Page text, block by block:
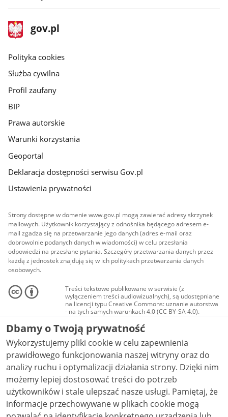
stopka
gov.pl
Strona
gov.pl
gov.pl
Polityka cookies
Służba cywilna
Profil zaufany
BIP
Prawa autorskie
Warunki korzystania
Geoportal
Deklaracja dostępności serwisu Gov.pl
Ustawienia prywatności
Strony dostępne w domenie www.gov.pl mogą zawierać adresy skrzynek
mailowych. Użytkownik korzystający z odnośnika będącego adresem e-
mail zgadza się na przetwarzanie jego danych (adres e-mail oraz
dobrowolnie podanych danych w wiadomości) w celu przesłania
odpowiedzi na przesłane pytania. Szczegóły przetwarzania danych przez
każdą z jednostek znajdują się w ich politykach przetwarzania danych
osobowych.
Treści tekstowe publikowane w serwisie (z
wyłączeniem treści audiowizualnych), są udostępniane
na licencji typu Creative Commons: uznanie autorstwa
- na tych samych warunkach 4.0 (CC BY-SA 4.0).
Materiały audiowizualne, w tym zdjęcia, materiały
audio i wideo, są udostępniane na licencji typu
Creative Commons: uznanie autorstwa użycie
niekomercyjne - bez utworów zależnych 4.0 (CC BY-
NC-ND 4.0), o ile nie jest to stwierdzone inaczej.
Dbamy o Twoją prywatność
Wykorzystujemy pliki cookie w celu zapewnienia
prawidłowego funkcjonowania naszej witryny oraz do
analizy ruchu i optymalizacji działania strony. Dzięki nim
możemy lepiej dostosować treści do potrzeb
użytkowników i stale ulepszać nasze usługi. Pamiętaj, że
informacje przechowywane w plikach cookie mogą